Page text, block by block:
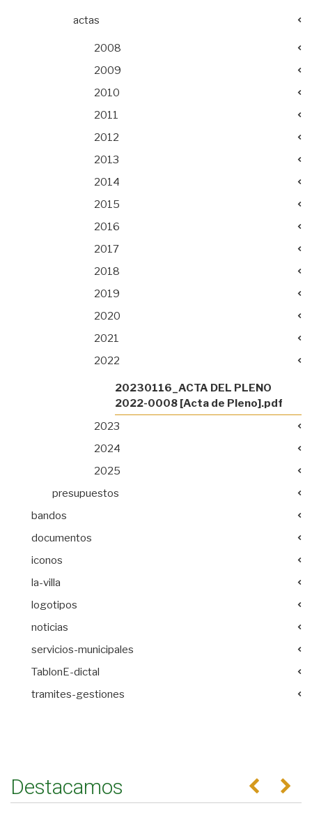
actas
2008
2009
2010
2011
2012
2013
2014
2015
2016
2017
2018
2019
2020
2021
2022
20230116_ACTA DEL PLENO
2022-0008 [Acta de Pleno].pdf
2023
2024
2025
presupuestos
bandos
documentos
iconos
la-villa
logotipos
noticias
servicios-municipales
TablonE-dictal
tramites-gestiones
Destacamos Anterior